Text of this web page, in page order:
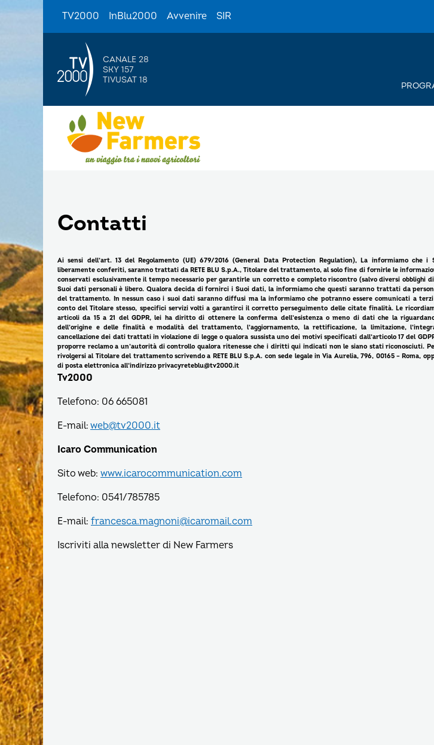
TV2000 InBlu2000 Avvenire SIR
CANALE 28
SKY 157
TIVUSAT 18
Contatti
Ai sensi dell’art. 13 del Regolamento (UE) 679/2016 (General Data Protection Regulation), La informiamo che
liberamente conferiti, saranno trattati da RETE BLU S.p.A., Titolare del trattamento, al solo fine di fornirle le
conservati esclusivamente il tempo necessario per garantirle un corretto e completo riscontro (salvo diversi obblighi
Suoi dati personali è libero. Qualora decida di fornirci i Suoi dati, la informiamo che questi saranno trattati da
del trattamento. In nessun caso i suoi dati saranno diffusi ma la informiamo che potranno essere comunicati a terzi
conto del Titolare stesso, specifici servizi volti a garantirci il corretto perseguimento delle citate finalità. Le
articoli da 15 a 21 del GDPR, lei ha diritto di ottenere la conferma dell’esistenza o meno di dati che la
dell’origine e delle finalità e modalità del trattamento, l’aggiornamento, la rettificazione, la limitazione,
cancellazione dei dati trattati in violazione di legge o qualora sussista uno dei motivi specificati dall’articolo 17 del
proporre reclamo a un’autorità di controllo qualora ritenesse che i diritti qui indicati non le siano stati riconosciuti.
rivolgersi al Titolare del trattamento scrivendo a RETE BLU S.p.A. con sede legale in Via Aurelia, 796, 00165 – Roma,
di posta elettronica all’indirizzo privacyreteblu@tv2000.it
Tv2000
Telefono: 06 665081
E-mail: web@tv2000.it
Icaro Communication
Sito web: www.icarocommunication.com
Telefono: 0541/785785
E-mail: francesca.magnoni@icaromail.com
Iscriviti alla newsletter di New Farmers